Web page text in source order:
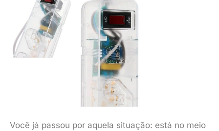
Você já passou por aquela situação: está no meio